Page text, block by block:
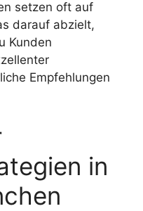
setzen oft auf
darauf abzielt,
Kunden
Empfehlungen
in